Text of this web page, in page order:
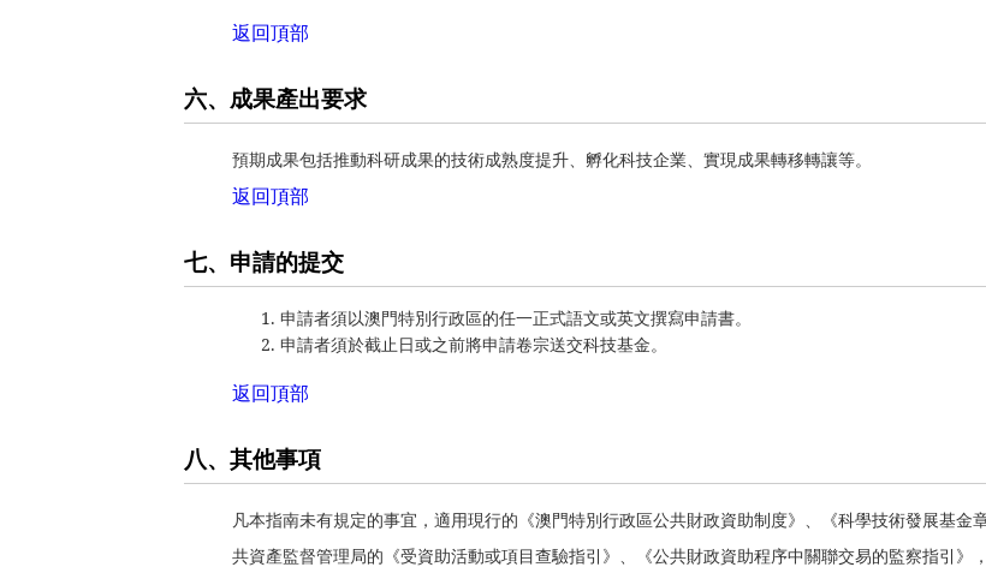
返回頂部
六、成果產出要求
預期成果包括推動科研成果的技術成熟度提升、孵化科技企業、實現成果轉移轉讓等。
返回頂部
七、申請的提交
申請者須以澳門特別行政區的任一正式語文或英文撰寫申請書。
申請者須於截止日或之前將申請卷宗送交科技基金。
返回頂部
八、其他事項
凡本指南未有規定的事宜，適用現行的《澳門特別行政區公共財政資助制度》、《科學技術發展基
共資產監督管理局的《受資助活動或項目查驗指引》、《公共財政資助程序中關聯交易的監察指引